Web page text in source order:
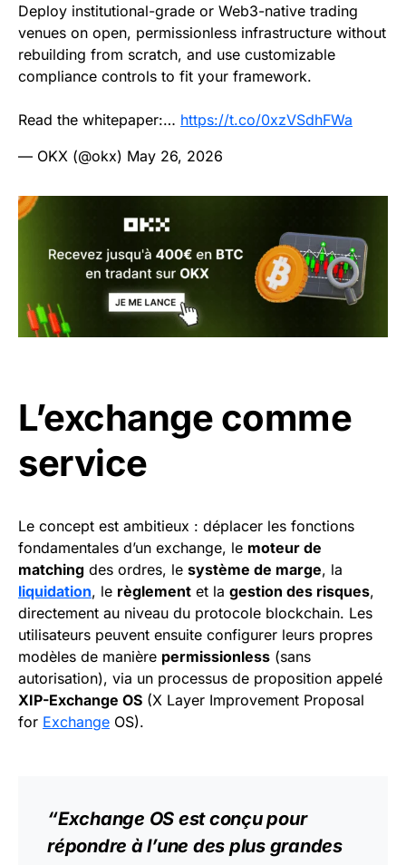
Deploy institutional-grade or Web3-native trading
venues on open, permissionless infrastructure without
rebuilding from scratch, and use customizable
compliance controls to fit your framework.
Read the whitepaper:… https://t.co/0xzVSdhFWa
— OKX (@okx) May 26, 2026
L’exchange comme
service
Le concept est ambitieux : déplacer les fonctions
fondamentales d’un exchange, le moteur de
matching des ordres, le système de marge, la
liquidation, le règlement et la gestion des risques,
directement au niveau du protocole blockchain. Les
utilisateurs peuvent ensuite configurer leurs propres
modèles de manière permissionless (sans
autorisation), via un processus de proposition appelé
XIP-Exchange OS (X Layer Improvement Proposal
for Exchange OS).
“Exchange OS est conçu pour
répondre à l’une des plus grandes